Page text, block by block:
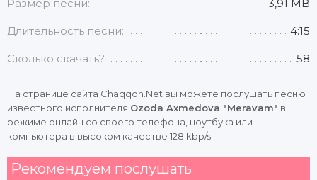
Размер песни: 3,91 MB
Длительность песни: 4:15
Сколько скачать? 58
На странице сайта Chaqqon.Net вы можете послушать песню
известного исполнителя Ozoda Axmedova "Meravam" в
режиме онлайн со своего телефона, ноутбука или
компьютера в высоком качестве 128 kbp/s.
Рекомендуем послушать